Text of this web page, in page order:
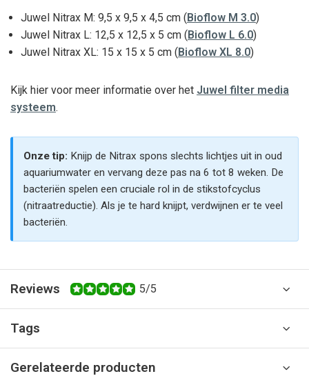
Juwel Nitrax M: 9,5 x 9,5 x 4,5 cm (Bioflow M 3.0)
Juwel Nitrax L: 12,5 x 12,5 x 5 cm (Bioflow L 6.0)
Juwel Nitrax XL: 15 x 15 x 5 cm (Bioflow XL 8.0)
Kijk hier voor meer informatie over het Juwel filter media
systeem.
Onze tip: Knijp de Nitrax spons slechts lichtjes uit in oud
aquariumwater en vervang deze pas na 6 tot 8 weken. De
bacteriën spelen een cruciale rol in de stikstofcyclus
(nitraatreductie). Als je te hard knijpt, verdwijnen er te veel
bacteriën.
Reviews 5/5
Tags
Gerelateerde producten